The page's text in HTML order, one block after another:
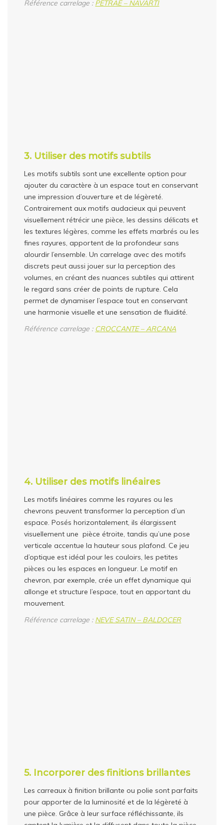
Référence carrelage : PETRAE – NAVARTI
3. Utiliser des motifs subtils
Les motifs subtils sont une excellente option pour
ajouter du caractère à un espace tout en conservant
une impression d’ouverture et de légèreté.
Contrairement aux motifs audacieux qui peuvent
visuellement rétrécir une pièce, les dessins délicats et
les textures légères, comme les effets marbrés ou les
fines rayures, apportent de la profondeur sans
alourdir l’ensemble. Un carrelage avec des motifs
discrets peut aussi jouer sur la perception des
volumes, en créant des nuances subtiles qui attirent
le regard sans créer de points de rupture. Cela
permet de dynamiser l’espace tout en conservant
une harmonie visuelle et une sensation de fluidité.
Référence carrelage : CROCCANTE – ARCANA
4. Utiliser des motifs linéaires
Les motifs linéaires comme les rayures ou les
chevrons peuvent transformer la perception d’un
espace. Posés horizontalement, ils élargissent
visuellement une pièce étroite, tandis qu’une pose
verticale accentue la hauteur sous plafond. Ce jeu
d’optique est idéal pour les couloirs, les petites
pièces ou les espaces en longueur. Le motif en
chevron, par exemple, crée un effet dynamique qui
allonge et structure l’espace, tout en apportant du
mouvement.
Référence carrelage : NEVE SATIN – BALDOCER
5. Incorporer des finitions brillantes
Les carreaux à finition brillante ou polie sont parfaits
pour apporter de la luminosité et de la légèreté à
une pièce. Grâce à leur surface réfléchissante, ils